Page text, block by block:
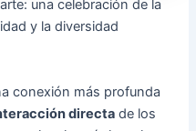
una celebración de la
y la diversidad
conexión más profunda
directa de los